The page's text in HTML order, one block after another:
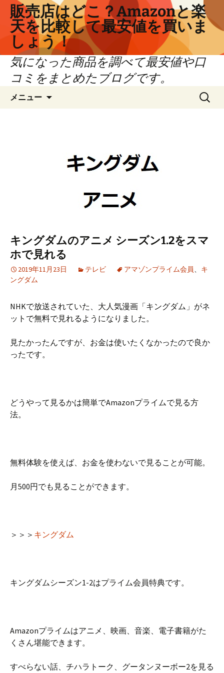
ツ
販売店はどこ？Amazonと楽
天を比較して最安値を買いま
しょう！
気になった商品を調べて最安値や口
コミをまとめたブログです。
メニュー
検
索:
キングダムのアニメ シーズン1.2をスマ
ホで見れる
2019年11月23日 テレビ アマゾンプライム会員、 キ
ングダム
NHKで放送されていた、大人気漫画「キングダム」がネ
ットで無料で見れるようになりました。
見たかったんですが、お金は使いたくなかったので良か
ったです。
どうやって見るかは簡単でAmazonプライムで見る方
法。
無料体験を使えば、お金を使わないで見ることが可能。
月500円でも見ることができます。
＞＞＞ キングダム
キングダムシーズン1-2はプライム会員特典です。
Amazonプライムはアニメ、映画、音楽、電子書籍がた
くさん堪能できます。
すべらない話、チハラトーク、グータンヌーボー2を見る